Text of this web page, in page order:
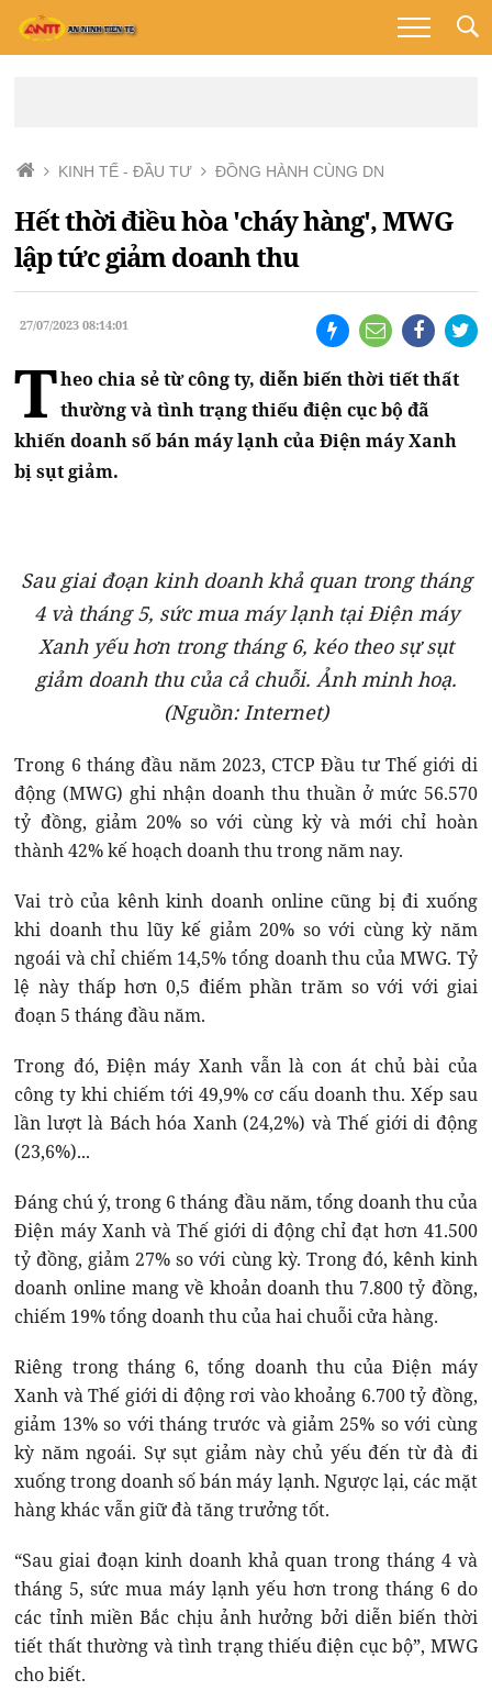
KINH TẾ - ĐẦU TƯ ĐỒNG HÀNH CÙNG DN
Hết thời điều hòa 'cháy hàng', MWG
lập tức giảm doanh thu
27/07/2023 08:14:01
Theo chia sẻ từ công ty, diễn biến thời tiết thất
thường và tình trạng thiếu điện cục bộ đã
khiến doanh số bán máy lạnh của Điện máy Xanh
bị sụt giảm.
Sau giai đoạn kinh doanh khả quan trong tháng
4 và tháng 5, sức mua máy lạnh tại Điện máy
Xanh yếu hơn trong tháng 6, kéo theo sự sụt
giảm doanh thu của cả chuỗi. Ảnh minh hoạ.
(Nguồn: Internet)
Trong 6 tháng đầu năm 2023, CTCP Đầu tư Thế giới di
động (MWG) ghi nhận doanh thu thuần ở mức 56.570
tỷ đồng, giảm 20% so với cùng kỳ và mới chỉ hoàn
thành 42% kế hoạch doanh thu trong năm nay.
Vai trò của kênh kinh doanh online cũng bị đi xuống
khi doanh thu lũy kế giảm 20% so với cùng kỳ năm
ngoái và chỉ chiếm 14,5% tổng doanh thu của MWG. Tỷ
lệ này thấp hơn 0,5 điểm phần trăm so với với giai
đoạn 5 tháng đầu năm.
Trong đó, Điện máy Xanh vẫn là con át chủ bài của
công ty khi chiếm tới 49,9% cơ cấu doanh thu. Xếp sau
lần lượt là Bách hóa Xanh (24,2%) và Thế giới di động
(23,6%)...
Đáng chú ý, trong 6 tháng đầu năm, tổng doanh thu của
Điện máy Xanh và Thế giới di động chỉ đạt hơn 41.500
tỷ đồng, giảm 27% so với cùng kỳ. Trong đó, kênh kinh
doanh online mang về khoản doanh thu 7.800 tỷ đồng,
chiếm 19% tổng doanh thu của hai chuỗi cửa hàng.
Riêng trong tháng 6, tổng doanh thu của Điện máy
Xanh và Thế giới di động rơi vào khoảng 6.700 tỷ đồng,
giảm 13% so với tháng trước và giảm 25% so với cùng
kỳ năm ngoái. Sự sụt giảm này chủ yếu đến từ đà đi
xuống trong doanh số bán máy lạnh. Ngược lại, các mặt
hàng khác vẫn giữ đà tăng trưởng tốt.
“Sau giai đoạn kinh doanh khả quan trong tháng 4 và
tháng 5, sức mua máy lạnh yếu hơn trong tháng 6 do
các tỉnh miền Bắc chịu ảnh hưởng bởi diễn biến thời
tiết thất thường và tình trạng thiếu điện cục bộ”, MWG
cho biết.